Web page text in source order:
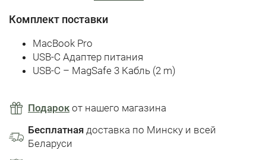
Комплект поставки
MacBook Pro
USB-C Адаптер питания
USB-C – MagSafe 3 Кабль (2 m)
Подарок от нашего магазина
Бесплатная доставка по Минску и всей
Беларуси